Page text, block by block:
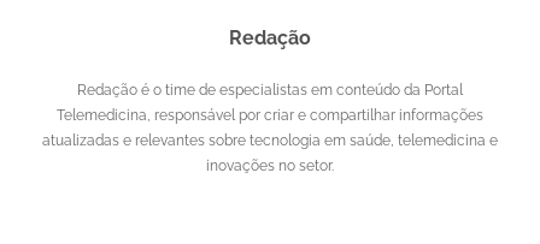
Redação
Redação é o time de especialistas em conteúdo da Portal
Telemedicina, responsável por criar e compartilhar informações
atualizadas e relevantes sobre tecnologia em saúde, telemedicina e
inovações no setor.